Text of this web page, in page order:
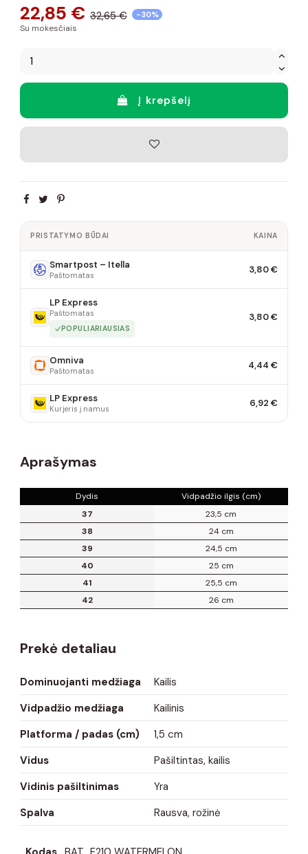
22,85 € 32,65 € -30%
Su mokesčiais
Į krepšelį
PRISTATYMO BŪDAI KAINA
Smartpost – Itella
Paštomatas 3,80 €
LP Express
Paštomatas
POPULIARIAUSIAS
3,80 €
Omniva
Paštomatas 4,44 €
LP Express
Kurjeris į namus 6,92 €
Aprašymas
Dydis
Vidpadžio ilgis (cm)
37
23,5 cm
38
24 cm
39
24,5 cm
40
25 cm
41
25,5 cm
42
26 cm
Prekė detaliau
Dominuojanti medžiaga
Kailis
Vidpadžio medžiaga
Kailinis
Platforma / padas (cm)
1,5 cm
Vidus
Pašiltintas, kailis
Vidinis pašiltinimas
Yra
Spalva
Rausva, rožinė